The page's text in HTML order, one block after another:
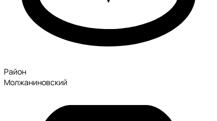
Район
Молжаниновский